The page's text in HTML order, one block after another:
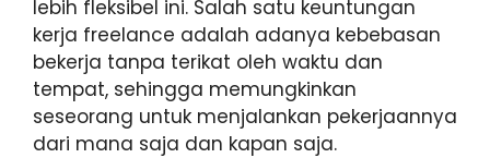
lebih fleksibel ini. Salah satu keuntungan
kerja freelance adalah adanya kebebasan
bekerja tanpa terikat oleh waktu dan
tempat, sehingga memungkinkan
seseorang untuk menjalankan pekerjaannya
dari mana saja dan kapan saja.